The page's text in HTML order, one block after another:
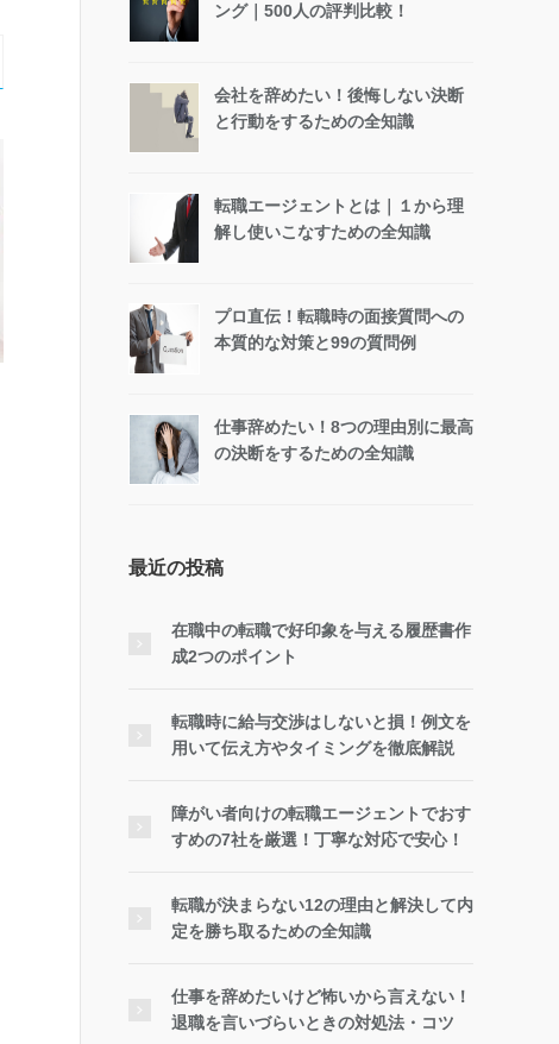
ング｜500人の評判比較！
会社を辞めたい！後悔しない決断
と行動をするための全知識
転職エージェントとは｜１から理
解し使いこなすための全知識
プロ直伝！転職時の面接質問への
本質的な対策と99の質問例
仕事辞めたい！8つの理由別に最高
の決断をするための全知識
最近の投稿
在職中の転職で好印象を与える履歴書作
成2つのポイント
転職時に給与交渉はしないと損！例文を
用いて伝え方やタイミングを徹底解説
障がい者向けの転職エージェントでおす
すめの7社を厳選！丁寧な対応で安心！
転職が決まらない12の理由と解決して内
定を勝ち取るための全知識
仕事を辞めたいけど怖いから言えない！
退職を言いづらいときの対処法・コツ